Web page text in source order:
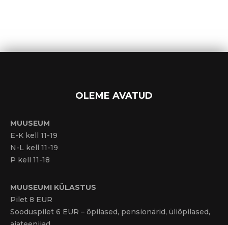
OLEME AVATUD
MUUSEUM
E-K kell 11-19
N-L kell 11-19
P kell 11-18
MUUSEUMI KÜLASTUS
Pilet 8 EUR
Sooduspilet 6 EUR – õpilased, pensionärid, üliõpilased,